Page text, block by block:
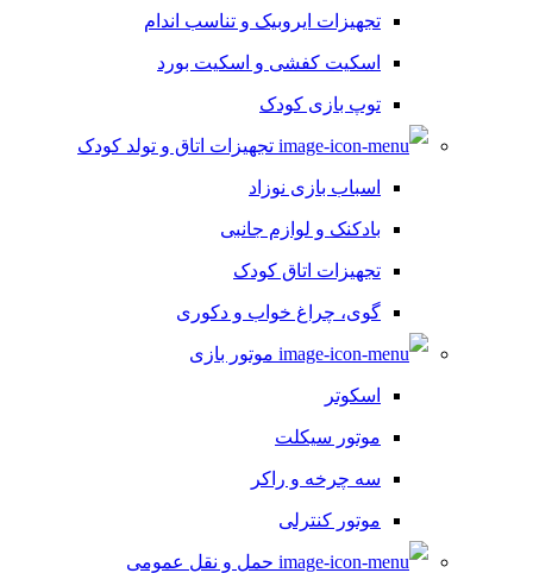
تجهیزات ایروبیک و تناسب اندام
اسکیت کفشی و اسکیت بورد
توپ بازی کودک
تجهیزات اتاق و تولد کودک
اسباب بازی نوزاد
بادکنک و لوازم جانبی
تجهیزات اتاق کودک
گوی، چراغ خواب و دکوری
موتور بازی
اسکوتر
موتور سیکلت
سه چرخه و راکر
موتور کنترلی
حمل و نقل عمومی